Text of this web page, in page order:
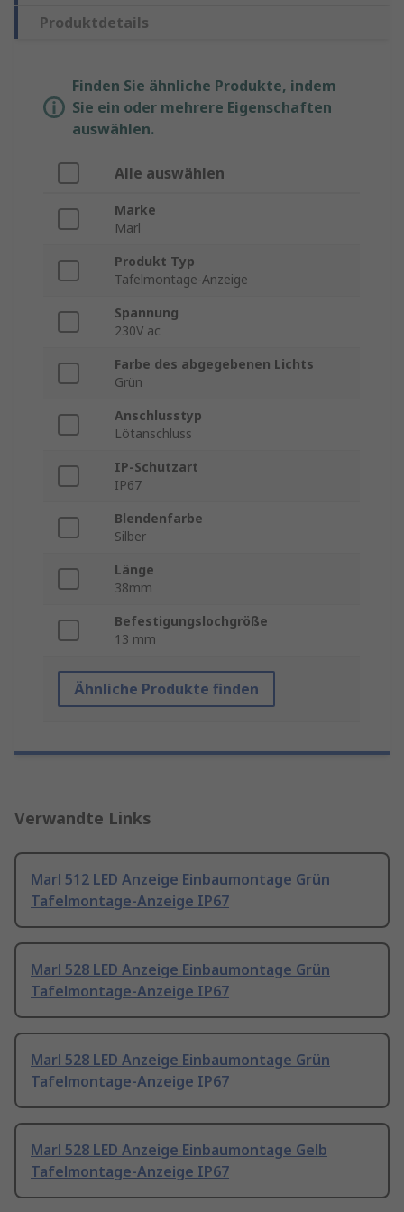
Produktdetails
Finden Sie ähnliche Produkte, indem
Sie ein oder mehrere Eigenschaften
auswählen.
Alle auswählen
Marke
Marl
Produkt Typ
Tafelmontage-Anzeige
Spannung
230V ac
Farbe des abgegebenen Lichts
Grün
Anschlusstyp
Lötanschluss
IP-Schutzart
IP67
Blendenfarbe
Silber
Länge
38mm
Befestigungslochgröße
13 mm
Ähnliche Produkte finden
Verwandte Links
Marl 512 LED Anzeige Einbaumontage Grün
Tafelmontage-Anzeige IP67
Marl 528 LED Anzeige Einbaumontage Grün
Tafelmontage-Anzeige IP67
Marl 528 LED Anzeige Einbaumontage Grün
Tafelmontage-Anzeige IP67
Marl 528 LED Anzeige Einbaumontage Gelb
Tafelmontage-Anzeige IP67